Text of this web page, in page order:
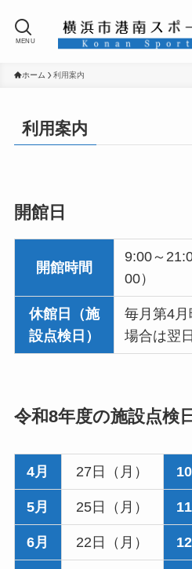
MENU
ホーム 利用案内
利用案内
開館日
開館時間
9:00～
00）
休館日（施
設点検日）
毎月第4
場合は翌
令和8年度の施設点検日
4月 27日（月）
5月 25日（月）
6月 22日（月）